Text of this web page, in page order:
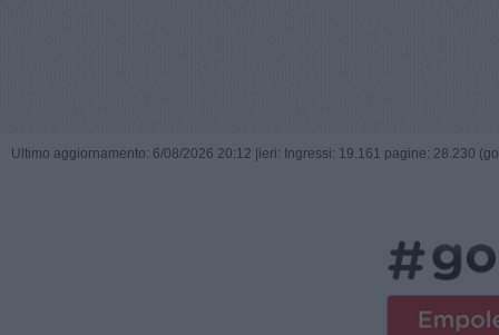
Ultimo aggiornamento: 6/08/2026 20:12 | ieri: Ingressi: 19.161 pagine: 28.230